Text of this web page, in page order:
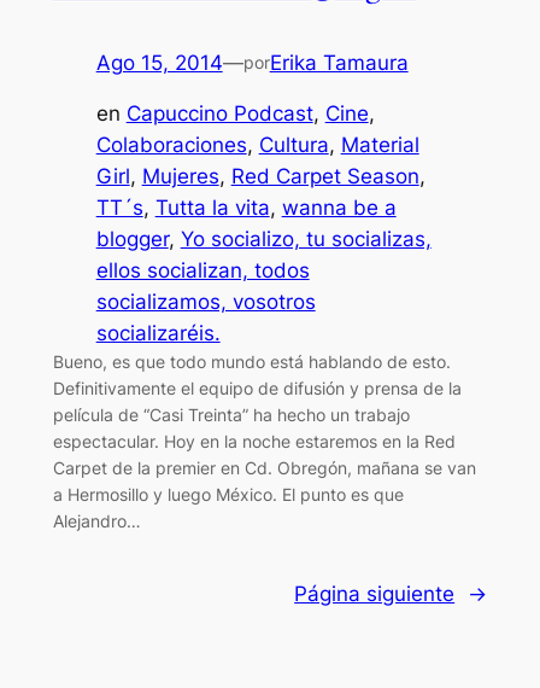
Ago 15, 2014—porErika Tamaura
en Capuccino Podcast, Cine
Colaboraciones, Cultura, Material
Girl, Mujeres, Red Carpet Season
TT´s, Tutta la vita, wanna be a
blogger, Yo socializo, tu socializas,
ellos socializan, todos
socializamos, vosotros
socializaréis.
Bueno, es que todo mundo está hablando de esto.
Definitivamente el equipo de difusión y prensa de la
película de “Casi Treinta” ha hecho un trabajo
espectacular. Hoy en la noche estaremos en la Red
Carpet de la premier en Cd. Obregón, mañana se van
a Hermosillo y luego México. El punto es que
Alejandro…
Página siguiente →